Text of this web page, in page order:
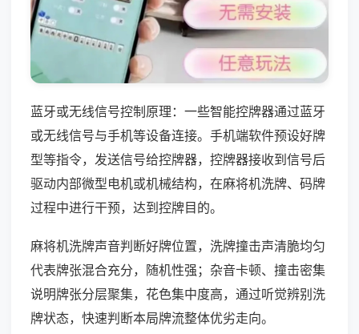
蓝牙或无线信号控制原理：一些智能控牌器通过蓝牙
或无线信号与手机等设备连接。手机端软件预设好牌
型等指令，发送信号给控牌器，控牌器接收到信号后
驱动内部微型电机或机械结构，在麻将机洗牌、码牌
过程中进行干预，达到控牌目的。
麻将机洗牌声音判断好牌位置，洗牌撞击声清脆均匀
代表牌张混合充分，随机性强；杂音卡顿、撞击密集
说明牌张分层聚集，花色集中度高，通过听觉辨别洗
牌状态，快速判断本局牌流整体优劣走向。